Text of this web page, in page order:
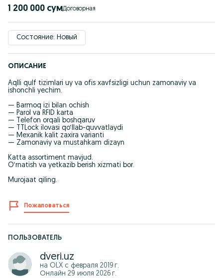
1 200 000 сум Договорная
Состояние: Новый
ОПИСАНИЕ
Aqlli qulf tizimlari uy va ofis xavfsizligi uchun zamonaviy va
ishonchli yechim.
— Barmoq izi bilan ochish
— Parol va RFID karta
— Telefon orqali boshqaruv
— TTLock ilovasi qo‘llab-quvvatlaydi
— Mexanik kalit zaxira varianti
— Zamonaviy va mustahkam dizayn
Katta assortiment mavjud.
O‘rnatish va yetkazib berish xizmati bor.
Murojaat qiling.
Пожаловаться
ПОЛЬЗОВАТЕЛЬ
dveri.uz
на OLX с февраля 2019 г.
Онлайн 29 июля 2026 г.